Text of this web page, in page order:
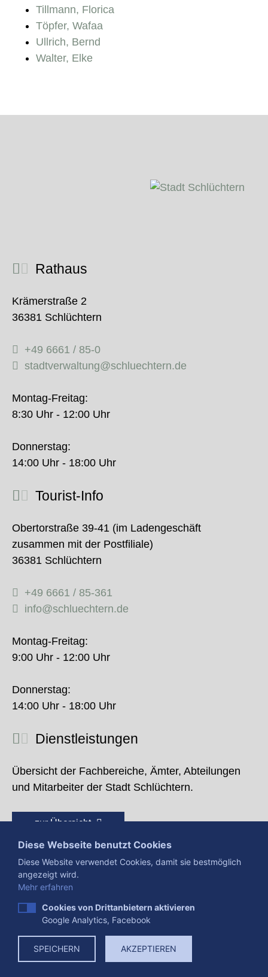
Tillmann, Florica
Töpfer, Wafaa
Ullrich, Bernd
Walter, Elke
Rathaus
Krämerstraße 2
36381 Schlüchtern
+49 6661 / 85-0
stadtverwaltung@schluechtern.de
Montag-Freitag:
8:30 Uhr - 12:00 Uhr
Donnerstag:
14:00 Uhr - 18:00 Uhr
Tourist-Info
Obertorstraße 39-41 (im Ladengeschäft
zusammen mit der Postfiliale)
36381 Schlüchtern
+49 6661 / 85-361
info@schluechtern.de
Montag-Freitag:
9:00 Uhr - 12:00 Uhr
Donnerstag:
14:00 Uhr - 18:00 Uhr
Dienstleistungen
Übersicht der Fachbereiche, Ämter, Abteilungen
und Mitarbeiter der Stadt Schlüchtern.
zur Übersicht
Presse Impressum
Datenschutzerklärung
Datenverarbeitung
Cookies
Diese Webseite benutzt Cookies
Diese Website verwendet Cookies, damit sie bestmöglich
angezeigt wird.
Mehr erfahren
Cookies von Drittanbietern aktivieren
Google Analytics, Facebook
SPEICHERN AKZEPTIEREN